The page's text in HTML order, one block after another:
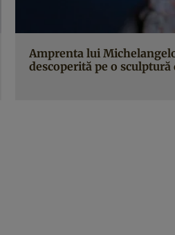
Amprenta lui
descoperită pe o sculptură